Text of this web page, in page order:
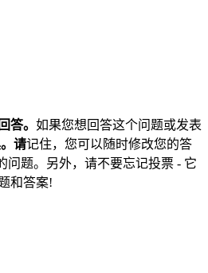
答。 如果您想回答这个问题或发表
请记住，您可以随时修改您的答
问题。另外，请不要忘记投票 - 它
和答案!